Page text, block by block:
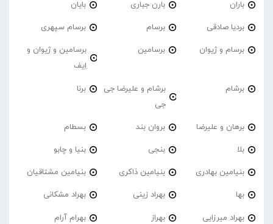
باران بارن جباری بایان
بردیا صادقی برسام برسام سپهری
برسام و ژیوان برسامین
برسامین و ژیوان و
اِیف
برشام
برشام و علیرضا جی
جی
برنا
برهان و علیرضا بروان بند بسطام
بلا بنجی بنیا و چابو
بنیامین بهادری بنیامین ذاکری بنیامین مشتاقیان
بها بهراد زینی بهراد مشکانی
بهراد میرزایی بهراز بهرام آرام